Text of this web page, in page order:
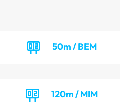
50m / BEM
120m / MIM